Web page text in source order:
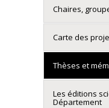
Chaires,
Carte des
Thèses et
Les éditions
Département